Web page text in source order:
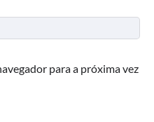
para a próxima vez